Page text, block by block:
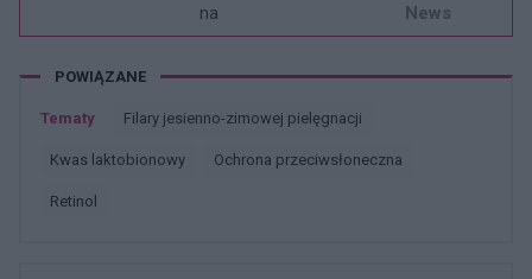
na
News
POWIĄZANE
Tematy Filary jesienno-zimowej pielęgnacji
Kwas laktobionowy Ochrona przeciwsłoneczna
Retinol